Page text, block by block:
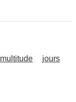
multitude
jours